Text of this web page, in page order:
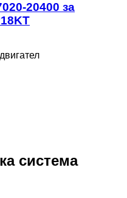
20400 за
система